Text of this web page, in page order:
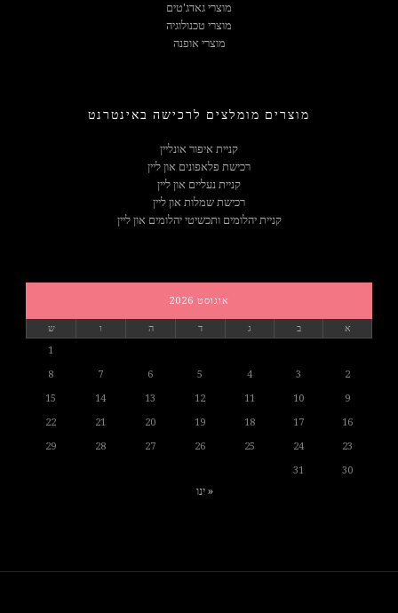
מוצרי גאדג'טים
מוצרי טכנולוגיה
מוצרי אופנה
מוצרים מומלצים לרכישה באינטרנט
קניית איפור אונליין
רכישת פלאפונים און ליין
קניית נעליים און ליין
רכישת שמלות און ליין
קניית יהלומים ותכשיטי יהלומים און ליין
אוגוסט 2026
א ב ג ד ה ו
ש
1
2
3
4
5
6
7
8
9
10
11
12
13
14
15
16
17
18
19
20
21
22
23
24
25
26
27
28
29
30
31
« ינו